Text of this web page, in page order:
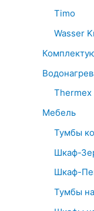
Timo
Wasser
Thermex
Мебель
Тумбы
Шкаф-
Шкаф-
Тумбы